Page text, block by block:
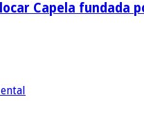
Capela fundada